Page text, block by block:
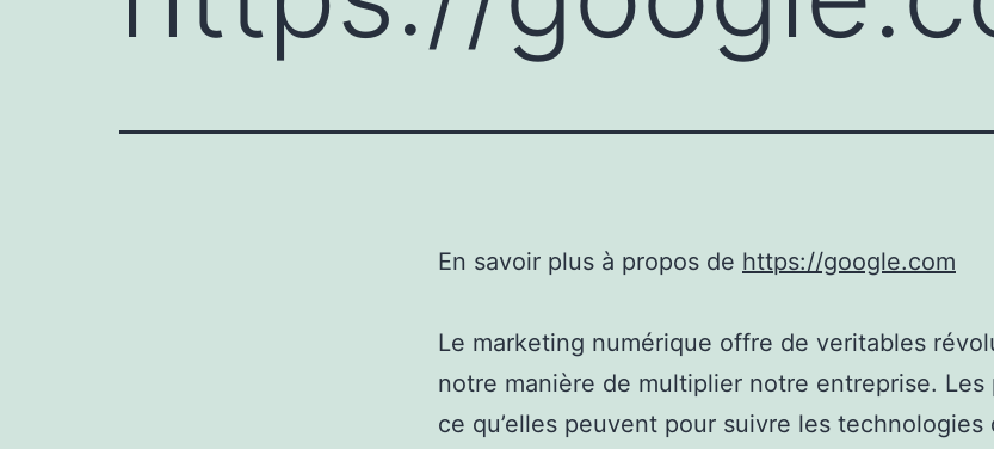
En savoir plus à propos de https://google.com
Le marketing numérique offre de veritables
notre manière de multiplier notre entreprise.
ce qu’elles peuvent pour suivre les